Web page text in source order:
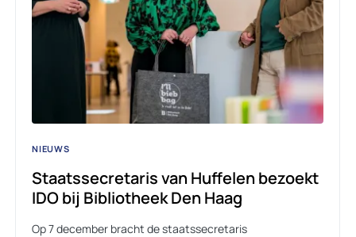
NIEUWS
Staatssecretaris van Huffelen bezoekt
IDO bij Bibliotheek Den Haag
Op 7 december bracht de staatssecretaris